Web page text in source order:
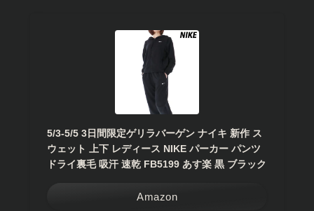
5/3-5/5 3日間限定ゲリラバーゲン ナイキ 新作 ス
ウェット 上下 レディース NIKE パーカー パンツ
ドライ裏毛 吸汗 速乾 FB5199 あす楽 黒 ブラック
Amazon